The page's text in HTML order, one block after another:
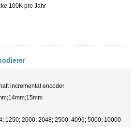
100K pro Jahr
incremental encoder
1250; 2000; 2048; 2500; 4096; 5000; 10000